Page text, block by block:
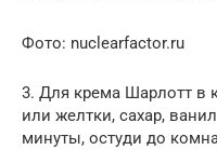
Фото: nuclearfactor.ru
3. Для крема Шарлотт в
или желтки, сахар,
минуты, остуди до